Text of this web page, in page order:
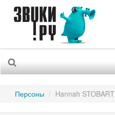
Персоны Hannah STOBART